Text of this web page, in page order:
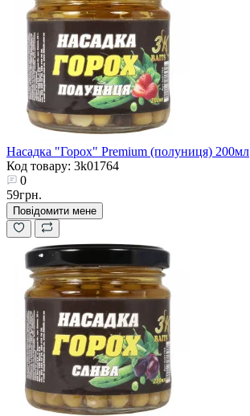
Насадка "Горох" Premium (полуниця) 200мл
Код товару: 3k01764
0
59грн.
Повідомити мене